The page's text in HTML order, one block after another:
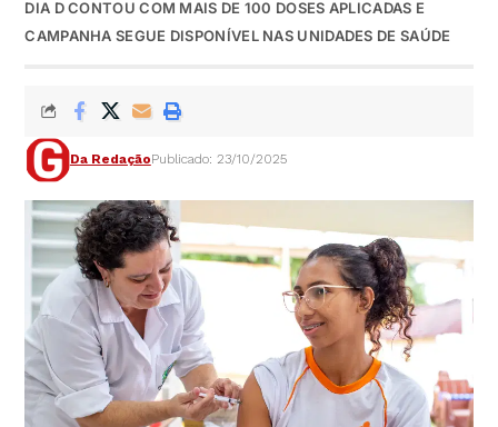
DIA D CONTOU COM MAIS DE 100 DOSES APLICADAS E
CAMPANHA SEGUE DISPONÍVEL NAS UNIDADES DE SAÚDE
Da RedaçãoPublicado: 23/10/2025